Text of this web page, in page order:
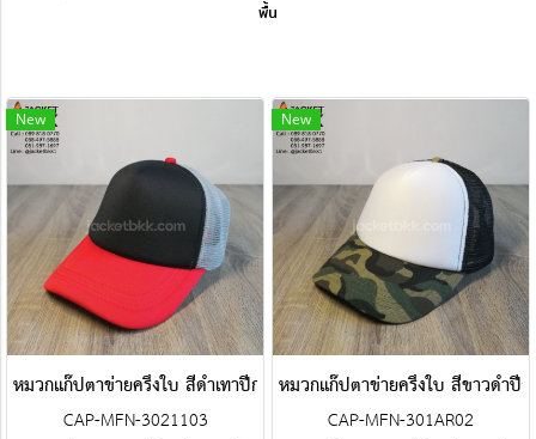
พื้น
New
หมวกแก๊ปตาข่ายครึ่งใบ สีดำเทาปีกหมวกสีแดง
CAP-MFN-3021103
New
หมวกแก๊ปตาข่ายครึ่งใบ สีขาวดำปี
CAP-MFN-301AR02